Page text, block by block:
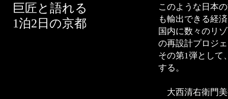
巨匠と語れる
1泊2日の京都
このような日本
も輸出できる経
国内に数々のリ
の再設計プロジ
その第1弾として
する。
大西清右衛門美